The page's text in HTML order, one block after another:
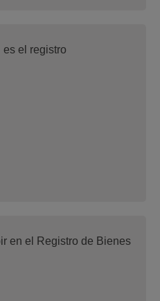
el registro
en el Registro de Bienes